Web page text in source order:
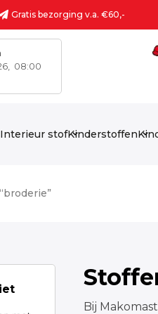
Gratis bezorging v.a. €60,-
08:00
stofKinderstoffen
Bij